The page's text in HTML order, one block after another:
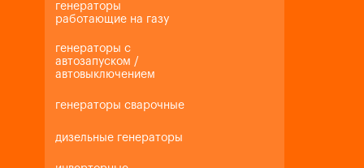
генераторы
работающие на газу
генераторы с
автозапуском /
автовыключением
генераторы сварочные
дизельные генераторы